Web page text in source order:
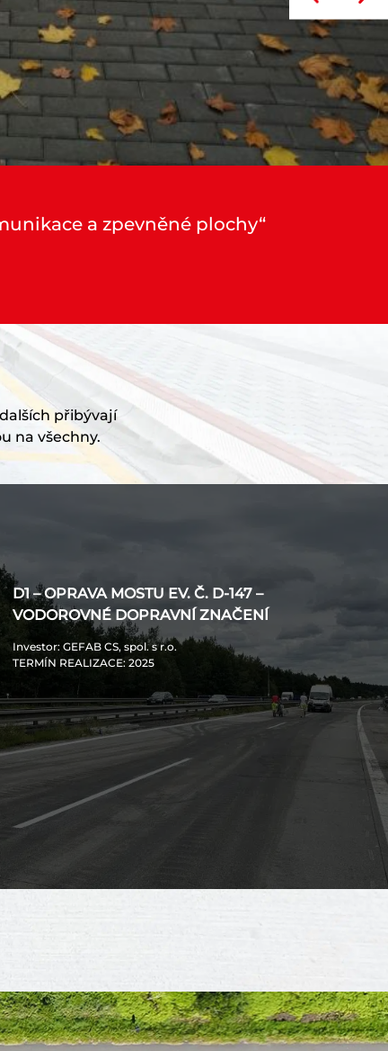
a zpevněné plochy“
přibývají
na všechny.
D1 – OPRAVA MOSTU EV. Č. D-147 –
VODOROVNÉ DOPRAVNÍ ZNAČENÍ
Investor: GEFAB CS, spol. s r.o.
TERMÍN REALIZACE: 2025